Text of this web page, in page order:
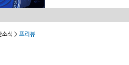
식 > 프리뷰